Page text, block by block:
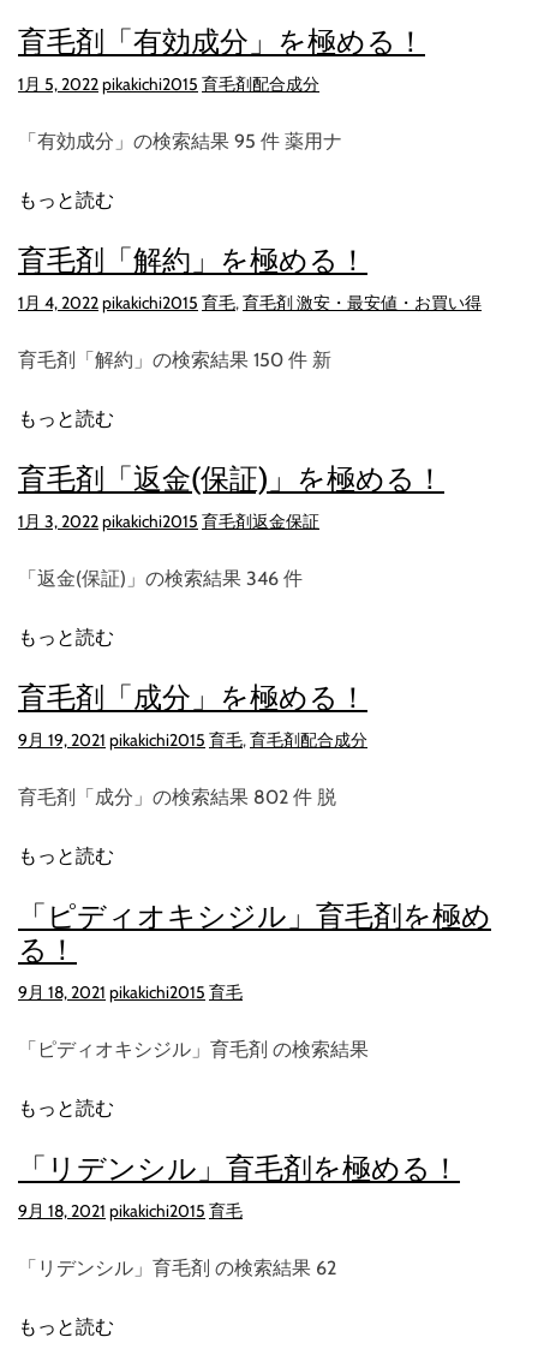
育毛剤「有効成分」を極める！
1月 5, 2022pikakichi2015 育毛剤配合成分
「有効成分」の検索結果 95 件 薬用ナ
もっと読む
育毛剤「解約」を極める！
1月 4, 2022pikakichi2015 育毛,育毛剤 激安・最安値・お買い得
育毛剤「解約」の検索結果 150 件 新
もっと読む
育毛剤「返金(保証)」を極める！
1月 3, 2022pikakichi2015 育毛剤返金保証
「返金(保証)」の検索結果 346 件
もっと読む
育毛剤「成分」を極める！
9月 19, 2021 pikakichi2015 育毛,育毛剤配合成分
育毛剤「成分」の検索結果 802 件 脱
もっと読む
「ピディオキシジル」育毛剤を極め
る！
9月 18, 2021 pikakichi2015 育毛
「ピディオキシジル」育毛剤 の検索結果
もっと読む
「リデンシル」育毛剤を極める！
9月 18, 2021 pikakichi2015 育毛
「リデンシル」育毛剤 の検索結果 62
もっと読む